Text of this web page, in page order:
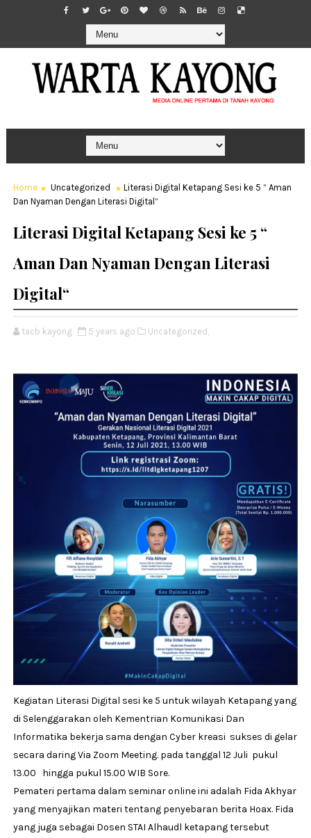
Home Uncategorized
Literasi Digital Ketapang Sesi ke 5 “ Aman
Dan Nyaman Dengan Literasi Digital“
Literasi Digital Ketapang Sesi ke 5 “
Aman Dan Nyaman Dengan Literasi
Digital“
tacb kayong 5 years ago Uncategorized,
Kegiatan Literasi Digital sesi ke 5 untuk wilayah Ketapang yang
di Selenggarakan oleh Kementrian Komunikasi Dan
Informatika bekerja sama dengan Cyber kreasi sukses di gelar
secara daring Via Zoom Meeting. pada tanggal 12 Juli pukul
13.00 hingga pukul 15.00 WIB Sore.
Pemateri pertama dalam seminar online ini adalah Fida Akhyar
yang menyajikan materi tentang penyebaran berita Hoax. Fida
yang juga sebagai Dosen STAI Alhaudl ketapang tersebut